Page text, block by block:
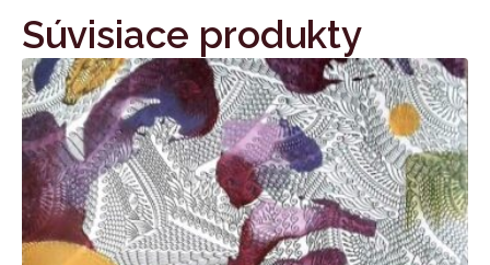
Súvisiace produkty